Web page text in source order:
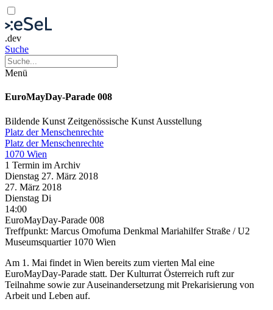
.dev
Suche
Menü
EuroMayDay-Parade 008
Bildende Kunst Zeitgenössische Kunst Ausstellung
Platz der Menschenrechte
Platz der Menschenrechte
1070 Wien
1 Termin im Archiv
Dienstag 27. März 2018
27. März 2018
Dienstag Di
14:00
EuroMayDay-Parade 008
Treffpunkt: Marcus Omofuma Denkmal Mariahilfer Straße / U2
Museumsquartier 1070 Wien
Am 1. Mai findet in Wien bereits zum vierten Mal eine
EuroMayDay-Parade statt. Der Kulturrat Österreich ruft zur
Teilnahme sowie zur Auseinandersetzung mit Prekarisierung von
Arbeit und Leben auf.